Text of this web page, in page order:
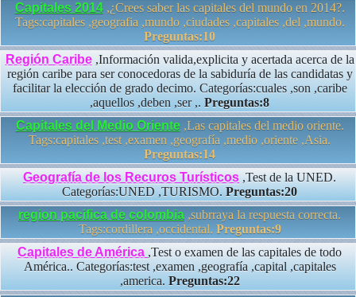
Capitales 2014,¿Crees saber las capitales del mundo en 2014?.
Tags:capitales ,geografia ,mundo ,ciudades ,capitales ,del ,mundo.
Preguntas:10
Región Caribe,Información valida,explicita y acertada acerca de la
región caribe para ser conocedoras de la sabiduría de las candidatas y
facilitar la elección de grado decimo. Categorías:cuales ,son ,caribe
,aquellos ,deben ,ser ,. Preguntas:8
Capitales del Medio Oriente,Las capitales del medio oriente.
Tags:capitales ,test ,examen ,geografía ,medio ,oriente ,Asia.
Preguntas:14
Geografía de los Recuros Turísticos ,Test de la UNED.
Categorías:UNED ,TURISMO. Preguntas:20
region pacifica de colombia ,subrraya la respuesta correcta.
Tags:cordillera ,occidental. Preguntas:9
Capitales de América ,Test o examen de las capitales de todo
América.. Categorías:test ,examen ,geografía ,capital ,capitales
,america. Preguntas:22